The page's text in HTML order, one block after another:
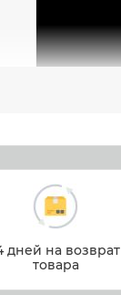
дней на возврат
товара